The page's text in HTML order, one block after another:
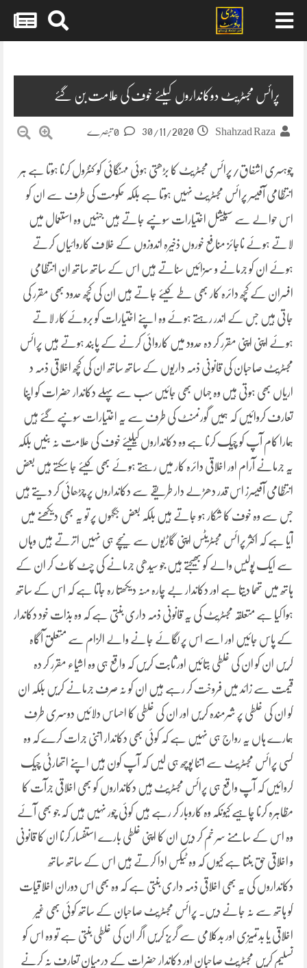
پرائس مجسٹریٹ دوکانداروں کیلئے خوف کی علامت بن گئے
Shahzad Raza
30/11/2020
چوہسری اشفاق/پرائس مجسٹریٹ کا بڑھتی ہوئی مہنگائی کو کنٹرول کرنا ہوتا ہے ہر
انتظامی آفیسر پرائس مجسٹریٹ نہیں ہوتا ہے بلکہ حکومت کی طرف سے ان کو
اس حوالے سے سپیشل اختیارات سونپے جاتے ہیں جنہیں وہ استعمال میں
لاتے ہوئے ناجائز منافع خوروں ذخیرہ اندوزوں کے خلاف کاروائیاں کرتے
ہوئے ان کو جرمانے و سزائیں سناتے ہیں اس کے ساتھ ساتھ ان انتظامی
افسران کے کچھ دائرہ کار بھی طے کیئے جاتے ہیں ان کی کچھ حدود بھی مقرر کی
جاتی ہیں جس کے اندر رہتے ہوئے وہ اپنے اختیارات کو بروئے کار لاتے
ہوئے اپنی اپنی مقرر کر دہ حدود میں کاروائی کرنے کے پابند ہوتے ہیں پرائس
مجسٹریٹ صاحبان کی قانونی ذمہ داریوں کے ساتھ ساتھ ان کی کچھ اخلاقی ذمہ د
اریاں بھی ہوتی ہیں وہ جہاں بھی جائیں سب سے پہلے دکاندار حضرات کو اپنا
تعارف کروائیں کہ ہمیں گورنمنٹ کی طرف سے یہ اختیارات سونپے گئے ہیں
ہمارا کام آپ کو چیک کرنا ہے وہ دکانداروں کیلیئے خوف کی علامت نہ بنیں بلکہ
یہ جرمانے آرام اور اخلاقی دائرہ کار میں رہتے ہوئے بھی کیئے جا سکتے ہیں بعض
انتظامی آفیسرز اس قدر دھڑلے دار طریقے سے دکانداروں پر چڑھائی کر دیتے ہیں
جس سے وہ خوف کا شکار ہو جاتے ہیں بلکہ بعض جگہوں پر تو یہ بھی دیکھنے میں
آیا ہے کہ اکثر پرائس مجسٹریٹس اپنی گاڑیوں سے نیچے ہی نہیں اترتے ہیں وہاں
سے ایک پولیس والے کو بھیجتے ہیں جو سیدھی جرمانے کی چٹ کاٹ کر ان کے
ہاتھ میں تھما دیتا ہے اور دکاندار بے چارہ منہ دیکھتا رہ جاتا ہے کہ اس کے ساتھ
ہوا کیا ہے متعلقہ مجسٹریٹ کی یہ قانونی ذمہ داری بنتی ہے کہ وہ بذات خود دکاندار
کے پاس جائیں اور اسے اس پر لگائے جانے والے الزام سے متعلق آگاہ
کریں ان کو ان کی غلطی بتائیں اور ثابت کریں کہ واقع ہی وہ اشیاء مقرر کر دہ
قیمت سے زائد میں فروخت کر رہے ہیں ان کو نہ صرف جرمانے کریں بلکہ ان
کو ان کی غلطی پر شرمندہ کریں اور ان کی غلطی کا احساس دلائیں دوسری طرف
ہمارے ہاں یہ رواج ہی نہیں ہے کہ کوئی بھی دکاندار اتنی جرات کرے کہ وہ
کسی پرائس مجسٹریٹ سے اتنا پوچھ ہی لیں کہ آپ کون ہیں اپنے اتھارٹی چیک
کروائیں کہ آپ واقع ہی پرائس مجسٹریٹ ہیں دکانداروں کو بھی اخلاقی جرآت کا
مظاہرہ کرنا چاہیے کیونکہ وہ کاروبار کر رہے ہیں کوئی چور نہیں ہیں کہ جو بھی آئے
وہ اس کے سامنے سر خم کر دیں ان کا اپنی غلطی بارے استفسار کرنا ان کا قانونی
و اخلاقی حق بنتا ہے کیوں کہ وہ ٹیکس ادا کرتے ہیں اس کے ساتھ ساتھ
دکانداروں کی یہ بھی اخلاقی ذمہ داری بنتی ہے کہ وہ بھی اس دوران اخلاقیات
کو ہاتھ سے نہ جانے دیں۔ پرائس مجسٹریٹ صاحبان کے ساتھ کوئی بھی غیر
اخلاقی یا بدتمیزی اور بدکلامی سے گریز کریں اگر ان کی غلطی بنتی ہے تو وہ اس کو
تسلیم کریں مجسٹریٹ صاحبان اور دکاندار حضرات کے درمیان تعارف نہ کرنے